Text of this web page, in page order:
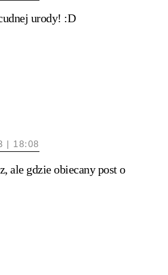
urody! :D
| 18:08
ale gdzie obiecany post o